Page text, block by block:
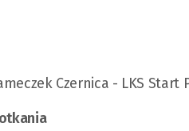
Czernica - LKS Start